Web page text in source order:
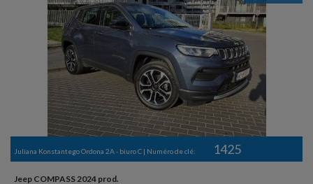
Juliana Konstantego Ordona 2A - biuro C | Numéro de clé: 1425
Jeep COMPASS 2024 prod.